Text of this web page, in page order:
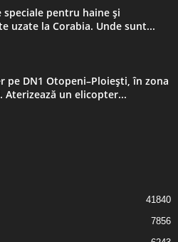
speciale pentru haine și
uzate la Corabia. Unde sunt...
pe DN1 Otopeni–Ploiești, în zona
Aterizează un elicopter...
41840
7856